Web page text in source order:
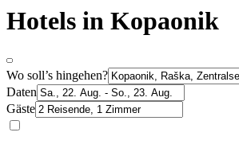
Hotels in Kopaonik
Wo soll’s hingehen?
Daten
Gäste